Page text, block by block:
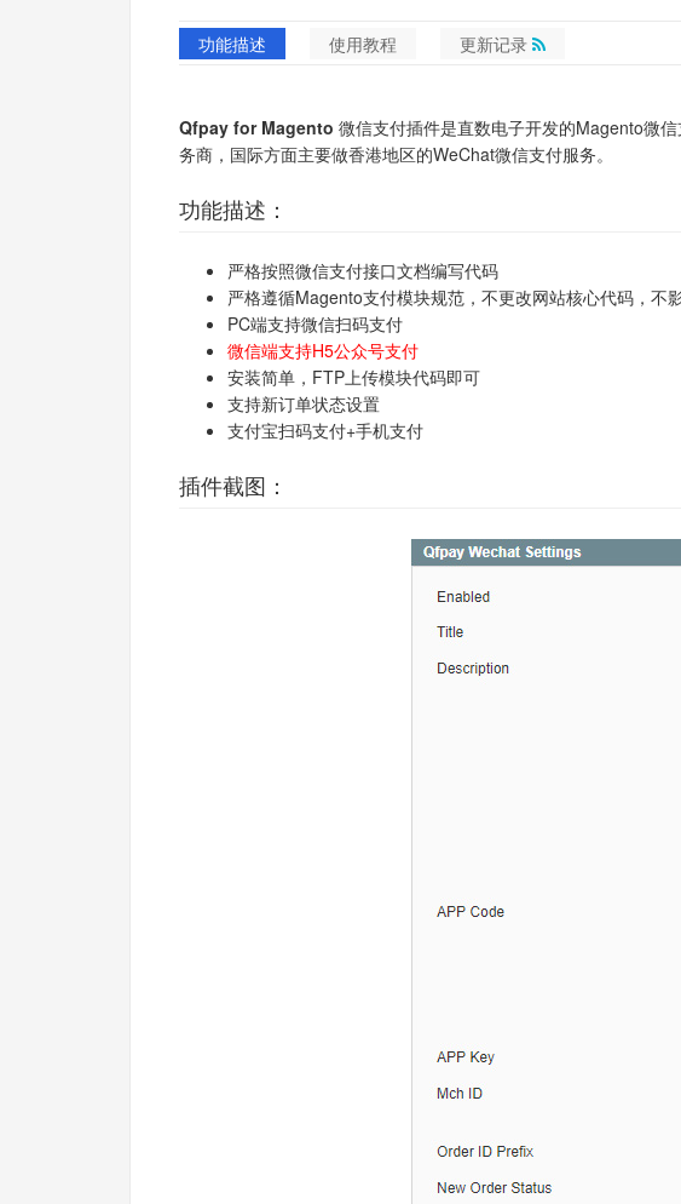
功能描述 使用教程 更新记录
Qfpay for Magento 微信支付插件是直数电子开发的Magento微
务商，国际方面主要做香港地区的WeChat微信支付服务。
功能描述：
严格按照微信支付接口文档编写代码
严格遵循Magento支付模块规范，不更改网站核心代码，不
PC端支持微信扫码支付
微信端支持H5公众号支付
安装简单，FTP上传模块代码即可
支持新订单状态设置
支付宝扫码支付+手机支付
插件截图：